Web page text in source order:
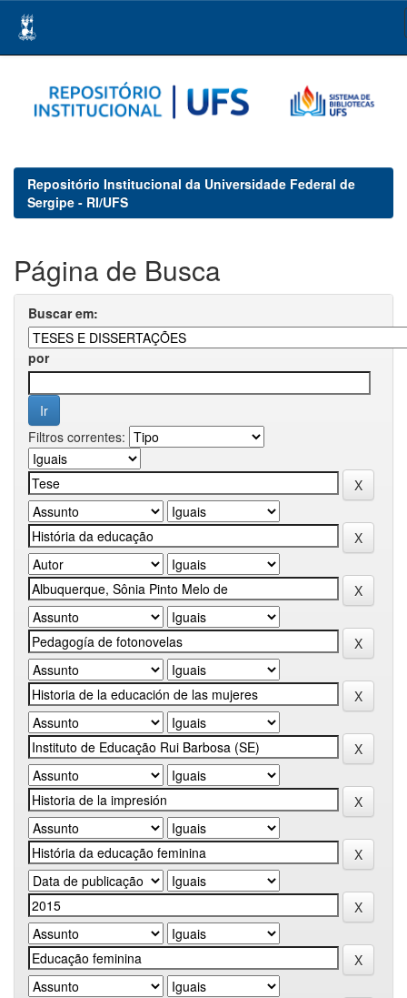
navigation
Repositório Institucional da Universidade Federal de
Sergipe - RI/UFS
Página de Busca
Buscar em:
por
Filtros correntes: